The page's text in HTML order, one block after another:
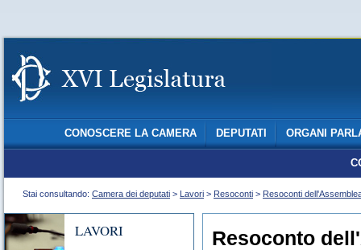
CONOSCERE LA CAMERA DEPUTATI ORGANI
Stai consultando: Camera dei deputati > Lavori > Resoconti > Resoconti
LAVORI Resoconto